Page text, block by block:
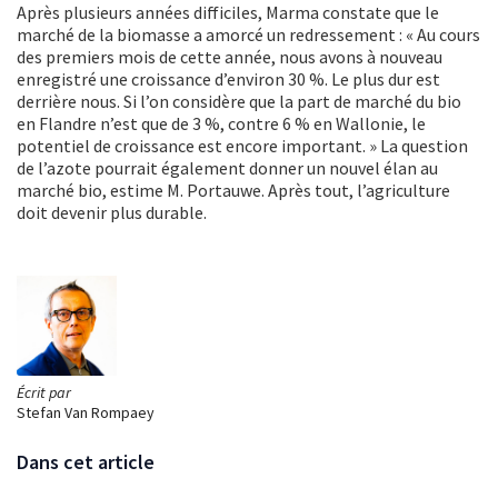
Écrit par
Stefan Van Rompaey
Dans cet article
Après plusieurs années difficiles, Marma constate que le
marché de la biomasse a amorcé un redressement : « Au cours
des premiers mois de cette année, nous avons à nouveau
enregistré une croissance d’environ 30 %. Le plus dur est
derrière nous. Si l’on considère que la part de marché du bio
en Flandre n’est que de 3 %, contre 6 % en Wallonie, le
potentiel de croissance est encore important. » La question
de l’azote pourrait également donner un nouvel élan au
marché bio, estime M. Portauwe. Après tout, l’agriculture
doit devenir plus durable.